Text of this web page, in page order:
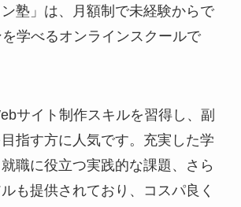
ン塾」は、月額制で未経験からで
学べるオンラインスクールで
サイト制作スキルを習得し、副
指す方に人気です。充実した学
職に役立つ実践的な課題、さら
も提供されており、コスパ良く